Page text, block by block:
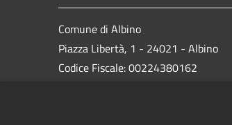
Comune di Albino
Piazza Libertà, 1 - 24021 - Albino
Codice Fiscale: 00224380162